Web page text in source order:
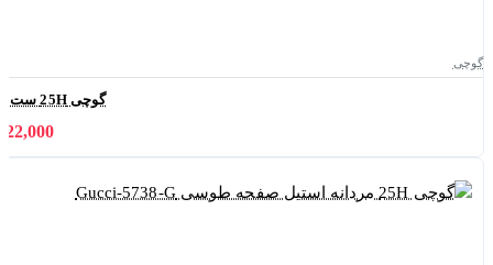
گوچی
گوچی 25H ست ساعت استیل صفحه سفید Gucci-5743-S
21,822,000